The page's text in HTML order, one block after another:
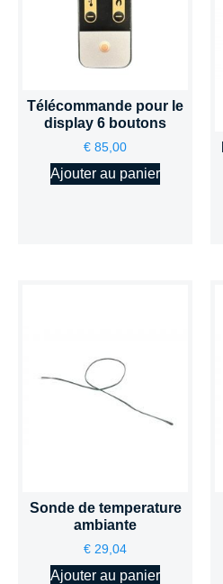
Télécommande pour le
display 6 boutons
€ 85,00
Ajouter au panier
Sonde de temperature
ambiante
€ 29,04
Ajouter au panier